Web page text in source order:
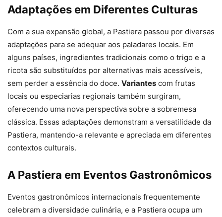
Adaptações em Diferentes Culturas
Com a sua expansão global, a Pastiera passou por diversas
adaptações para se adequar aos paladares locais. Em
alguns países, ingredientes tradicionais como o trigo e a
ricota são substituídos por alternativas mais acessíveis,
sem perder a essência do doce. Variantes com frutas
locais ou especiarias regionais também surgiram,
oferecendo uma nova perspectiva sobre a sobremesa
clássica. Essas adaptações demonstram a versatilidade da
Pastiera, mantendo-a relevante e apreciada em diferentes
contextos culturais.
A Pastiera em Eventos Gastronômicos
Eventos gastronômicos internacionais frequentemente
celebram a diversidade culinária, e a Pastiera ocupa um